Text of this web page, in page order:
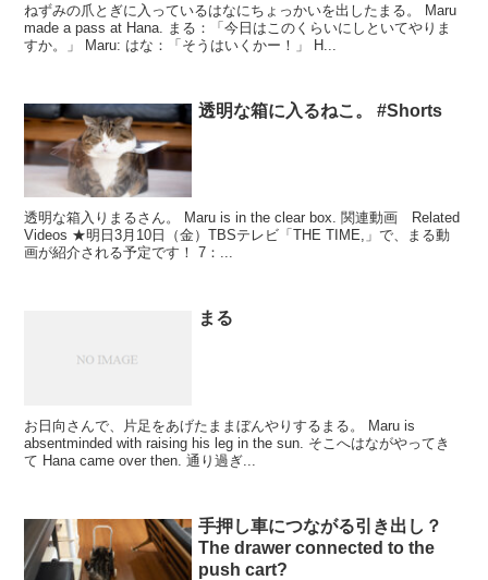
ねずみの爪とぎに入っているはなにちょっかいを出したまる。 Maru
made a pass at Hana. まる：「今日はこのくらいにしといてやりま
すか。」 Maru: はな：「そうはいくかー！」 H...
透明な箱に入るねこ。 #Shorts
透明な箱入りまるさん。 Maru is in the clear box. 関連動画 Related
Videos ★明日3月10日（金）TBSテレビ「THE TIME,」で、まる動
画が紹介される予定です！ 7：...
まる
お日向さんで、片足をあげたままぼんやりするまる。 Maru is
absentminded with raising his leg in the sun. そこへはながやってき
て Hana came over then. 通り過ぎ...
手押し車につながる引き出し？
The drawer connected to the
push cart?